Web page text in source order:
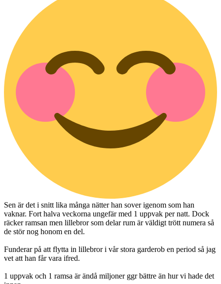
Sen är det i snitt lika många nätter han sover igenom som han
vaknar. Fort halva veckorna ungefär med 1 uppvak per natt. Dock
räcker ramsan men lillebror som delar rum är väldigt trött numera så
de stör nog honom en del.
Funderar på att flytta in lillebror i vår stora garderob en period så jag
vet att han får vara ifred.
1 uppvak och 1 ramsa är ändå miljoner ggr bättre än hur vi hade det